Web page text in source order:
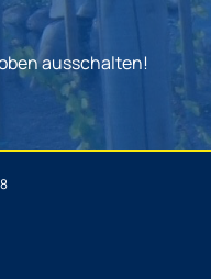
ausschalten!